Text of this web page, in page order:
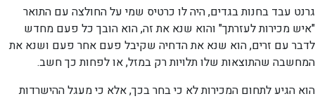
גרנט עבד בחנות בגדים, היה לו כרטיס שמי על החולצה עם התואר
"איש מכירות לעזרתך" והוא שנא את זה, הוא הובך כל פעם מחדש
לדבר עם זרים, הוא שנא את הדחיה שקיבל פעם אחר פעם ושנא את
המחשבה שהתוצאות שלו תלויות רק במזל, או לפחות כך חשב.
הוא הגיע לתחום המכירות לא כי בחר בכך, אלא כי מעגל ההישרדות